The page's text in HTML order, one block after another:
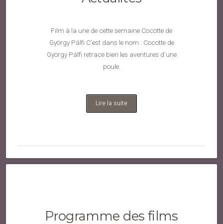
Film à la une de cette semaine Cocotte de
György Pálfi C’est dans le nom : Cocotte de
György Pálfi retrace bien les aventures d’une
poule.
Lire la suite
Programme des films